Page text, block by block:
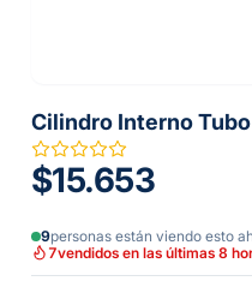
Cilindro Interno
$15.653
9personas están viendo esto
7vendidos en las últimas 8